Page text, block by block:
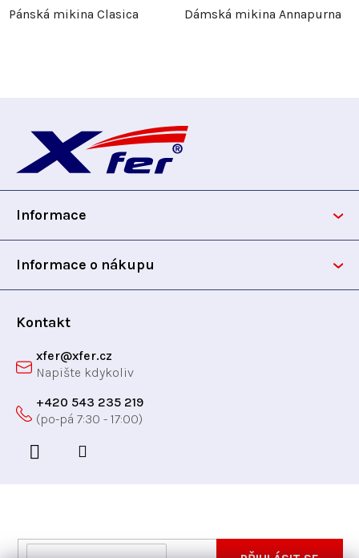
Pánská mikina Clasica Dámská mikina Annapurna
p
Informace
Informace o nákupu
Kontakt
xfer@xfer.cz
+420 543 235 219
Vložte svůj e-mail a my vám budeme zasílat informace
E-